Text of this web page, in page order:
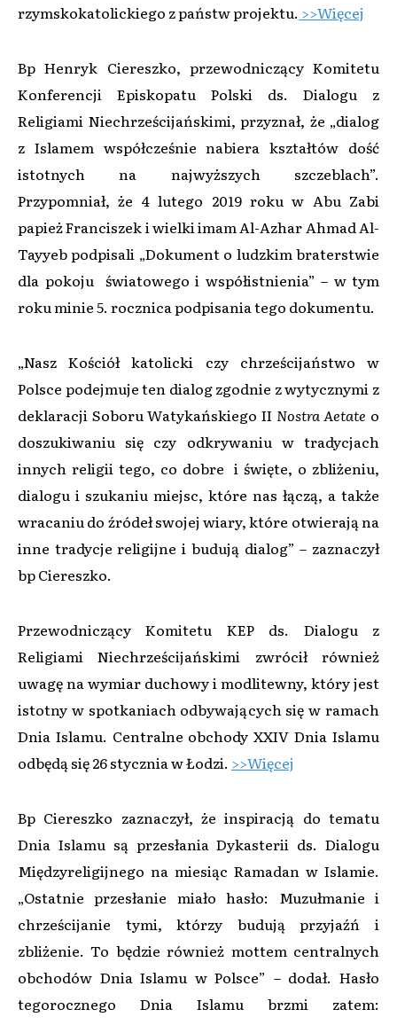
rzymskokatolickiego z państw projektu. >>Więcej
Bp Henryk Ciereszko, przewodniczący Komitetu
Konferencji Episkopatu Polski ds. Dialogu z
Religiami Niechrześcijańskimi, przyznał, że „dialog
z Islamem współcześnie nabiera kształtów dość
istotnych na najwyższych szczeblach”.
Przypomniał, że 4 lutego 2019 roku w Abu Zabi
papież Franciszek i wielki imam Al-Azhar Ahmad Al-
Tayyeb podpisali „Dokument o ludzkim braterstwie
dla pokoju światowego i współistnienia” – w tym
roku minie 5. rocznica podpisania tego dokumentu.
„Nasz Kościół katolicki czy chrześcijaństwo w
Polsce podejmuje ten dialog zgodnie z wytycznymi z
deklaracji Soboru Watykańskiego II Nostra Aetate o
doszukiwaniu się czy odkrywaniu w tradycjach
innych religii tego, co dobre i święte, o zbliżeniu,
dialogu i szukaniu miejsc, które nas łączą, a także
wracaniu do źródeł swojej wiary, które otwierają na
inne tradycje religijne i budują dialog” – zaznaczył
bp Ciereszko.
Przewodniczący Komitetu KEP ds. Dialogu z
Religiami Niechrześcijańskimi zwrócił również
uwagę na wymiar duchowy i modlitewny, który jest
istotny w spotkaniach odbywających się w ramach
Dnia Islamu. Centralne obchody XXIV Dnia Islamu
odbędą się 26 stycznia w Łodzi. >>Więcej
Bp Ciereszko zaznaczył, że inspiracją do tematu
Dnia Islamu są przesłania Dykasterii ds. Dialogu
Międzyreligijnego na miesiąc Ramadan w Islamie.
„Ostatnie przesłanie miało hasło: Muzułmanie i
chrześcijanie tymi, którzy budują przyjaźń i
zbliżenie. To będzie również mottem centralnych
obchodów Dnia Islamu w Polsce” – dodał. Hasło
tegorocznego Dnia Islamu brzmi zatem: